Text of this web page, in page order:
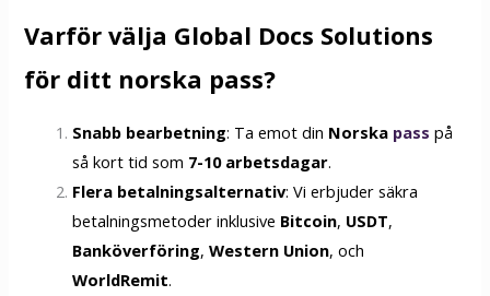
Varför välja Global Docs Solutions
för ditt norska pass?
Snabb bearbetning: Ta emot din Norska pass på
så kort tid som 7-10 arbetsdagar.
Flera betalningsalternativ: Vi erbjuder säkra
betalningsmetoder inklusive Bitcoin, USDT,
Banköverföring,Western Union, och
WorldRemit.